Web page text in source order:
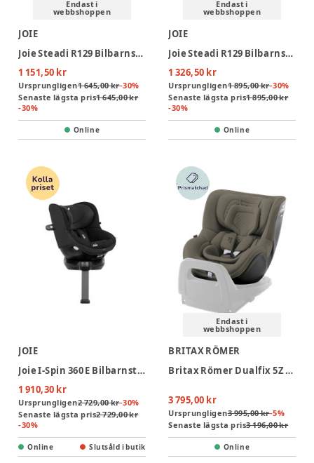
Endast i
webbshoppen
JOIE
Joie Steadi R129 Bilbarnstol - Raven
1 151,50 kr
Ursprungligen1 645,00 kr-30%
Senaste lägsta pris1 645,00 kr
-30%
Online
Endast i
webbshoppen
JOIE
Joie Steadi R129 Bilbarnstol - Shale
1 326,50 kr
Ursprungligen1 895,00 kr-30%
Senaste lägsta pris1 895,00 kr
-30%
Online
JOIE
Joie I-Spin 360 E Bilbarnstol - Shale
1 910,30 kr
Ursprungligen2 729,00 kr-30%
Senaste lägsta pris2 729,00 kr
-30%
Online Slutsåld i butik
Endast i
webbshoppen
BRITAX RÖMER
Britax Römer Dualfix 5Z Lux Bilbarnstol - Urban Olive
3 795,00 kr
Ursprungligen3 995,00 kr-5%
Senaste lägsta pris3 196,00 kr
Online